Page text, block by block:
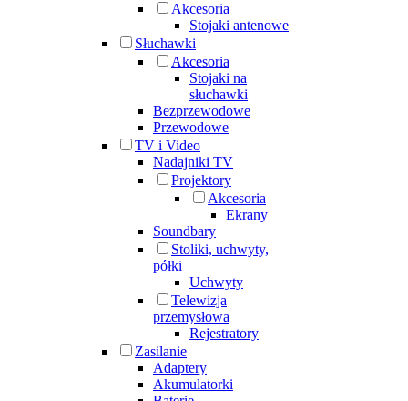
Akcesoria
Stojaki antenowe
Słuchawki
Akcesoria
Stojaki na
słuchawki
Bezprzewodowe
Przewodowe
TV i Video
Nadajniki TV
Projektory
Akcesoria
Ekrany
Soundbary
Stoliki, uchwyty,
półki
Uchwyty
Telewizja
przemysłowa
Rejestratory
Zasilanie
Adaptery
Akumulatorki